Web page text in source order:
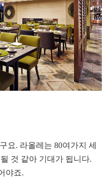
요. 라올레는 80여가지 세
것 같아 기대가 됩니다.
야죠.